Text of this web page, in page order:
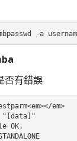
-a
否有錯誤
em>
"[data]"
OK.